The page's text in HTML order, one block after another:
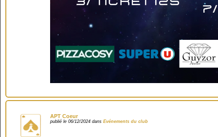
APT Coeur
publié le 06/12/2024 dans Evénements du club